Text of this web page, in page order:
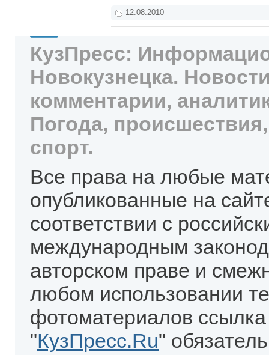
12.08.2010
КузПресс:
Новокузнецка.
комментарии,
Погода,
спорт.
Все права на любые
опубликованные на
соответствии с
международным
авторском праве и
любом использовании
фотоматериалов
"КузПресс.Ru"